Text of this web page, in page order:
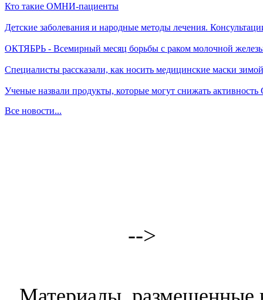
Кто такие ОМНИ-пациенты
Детские заболевания и народные методы лечения.
ОКТЯБРЬ - Всемирный месяц борьбы с раком молочной
Специалисты рассказали, как носить медицинские маски зимой
Ученые назвали продукты, которые могут снижать
Все новости...
-->